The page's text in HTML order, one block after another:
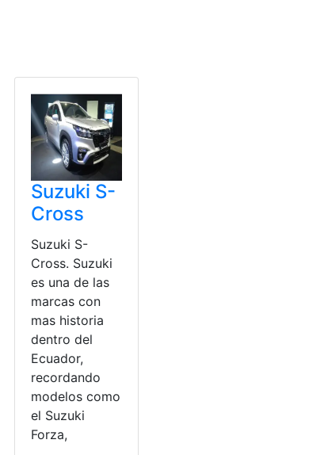
Suzuki S-
Cross
Suzuki S-
Cross. Suzuki
es una de las
marcas con
mas historia
dentro del
Ecuador,
recordando
modelos como
el Suzuki
Forza,